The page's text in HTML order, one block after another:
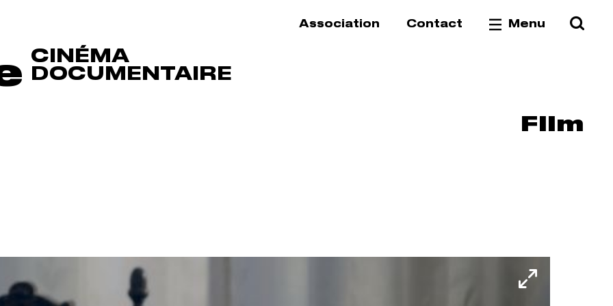
CINÉMA
DOCUMENTAIRE
Association Contact Menu
Film